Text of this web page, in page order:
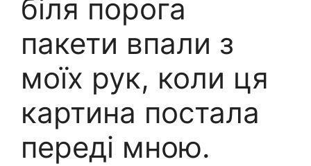
біля порога
пакети впали з
моїх рук, коли ця
картина постала
переді мною.